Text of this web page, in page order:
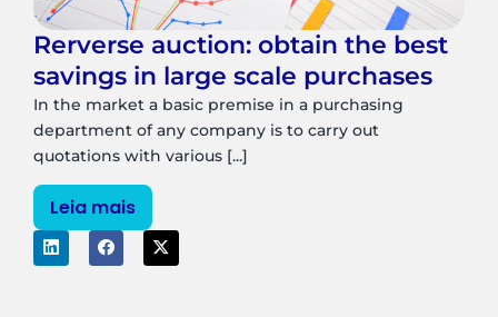
Rerverse auction: obtain the best
savings in large scale purchases
In the market a basic premise in a purchasing
department of any company is to carry out
quotations with various [...]
Leia mais